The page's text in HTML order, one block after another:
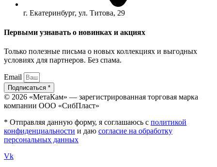
г. Екатеринбург, ул. Титова, 29
Первыми узнавать о новинках и акциях
Только полезные письма о новых коллекциях и выгодных
условиях для партнеров. Без спама.
Email
Подписаться *
© 2026 «МетаКам» — зарегистрированная торговая марка
компании ООО «СибПласт»
* Отправляя данную форму, я соглашаюсь с политикой
конфиденциальности и даю согласие на обработку
персональных данных
Vk